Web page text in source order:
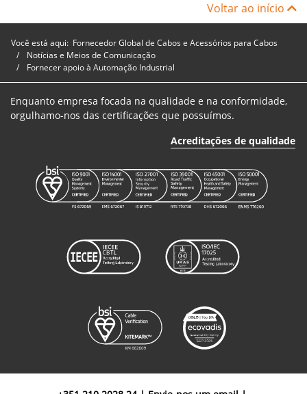
Voltar ao início
Você está aqui: Fornecedor Global de Cabos e Acessórios para Cabos
Notícias e Meios de Comunicação
Fornecer apoio à Automação Industrial
Enquanto empresa focada na qualidade e na conformidade,
orgulhamo-nos das certificações que possuímos.
Acreditações de qualidade